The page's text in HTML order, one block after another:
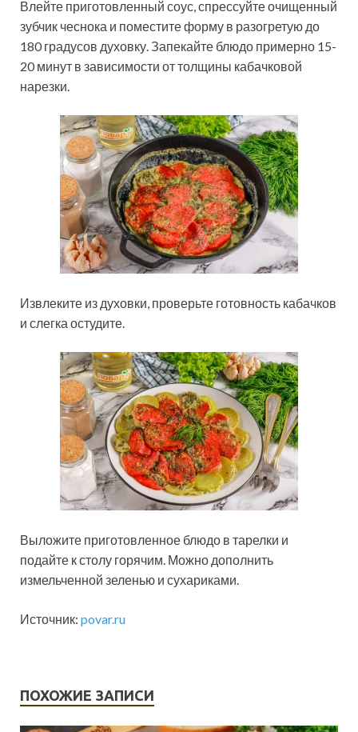
Влейте приготовленный соус, спрессуйте очищенный
зубчик чеснока и поместите форму в разогретую до
180 градусов духовку. Запекайте блюдо примерно 15-
20 минут в зависимости от толщины кабачковой
нарезки.
Извлеките из духовки, проверьте готовность кабачков
и слегка остудите.
Выложите приготовленное блюдо в тарелки и
подайте к столу горячим. Можно дополнить
измельченной зеленью и сухариками.
Источник: povar.ru
ПОХОЖИЕ ЗАПИСИ